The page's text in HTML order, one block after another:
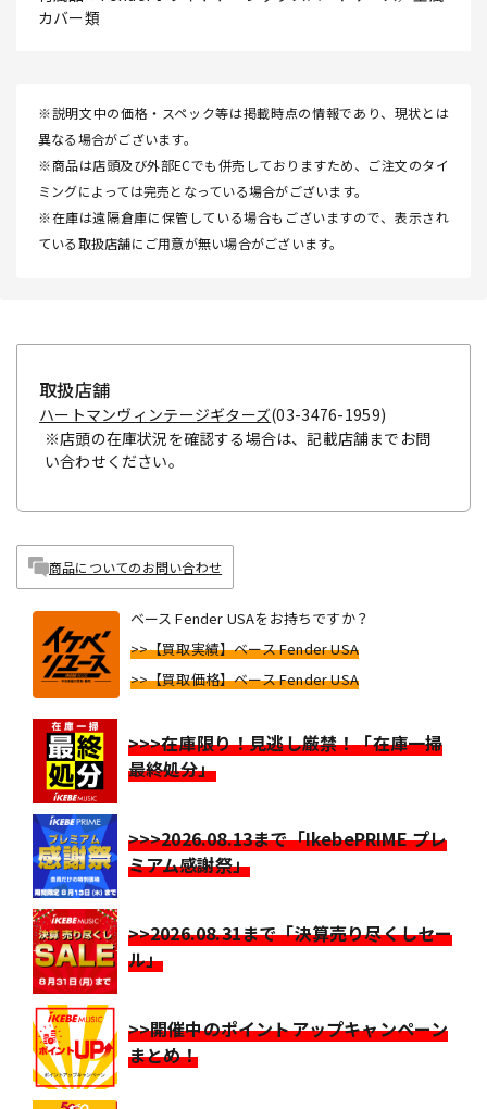
カバー類
※説明文中の価格・スペック等は掲載時点の情報であり、現状とは
異なる場合がございます。
※商品は店頭及び外部ECでも併売しておりますため、ご注文のタイ
ミングによっては完売となっている場合がございます。
※在庫は遠隔倉庫に保管している場合もございますので、表示され
ている取扱店舗にご用意が無い場合がございます。
取扱店舗
ハートマンヴィンテージギターズ(03-3476-1959)
※店頭の在庫状況を確認する場合は、記載店舗までお問
い合わせください。
商品についてのお問い合わせ
ベース Fender USAをお持ちですか？
>>【買取実績】ベース Fender USA
>>【買取価格】ベース Fender USA
>>>在庫限り！見逃し厳禁！「在庫一掃
最終処分」
>>>2026.08.13まで「IkebePRIME プレ
ミアム感謝祭」
>>2026.08.31まで「決算売り尽くしセー
ル」
>>開催中のポイントアップキャンペーン
まとめ！